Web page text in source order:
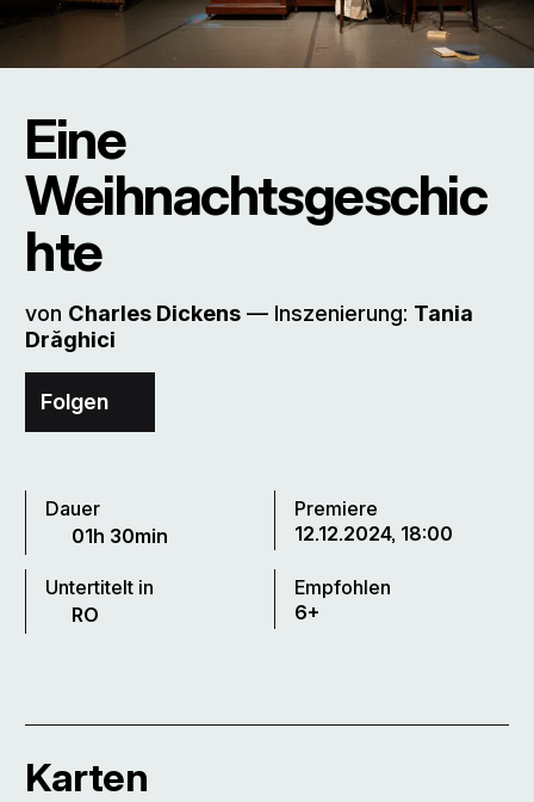
Eine
Weihnachtsgeschic
hte
von Charles Dickens –– Inszenierung: Tania
Drăghici
Folgen
Dauer
01h 30min
Premiere
12.12.2024, 18:00
Untertitelt in
RO
Empfohlen
6+
Karten